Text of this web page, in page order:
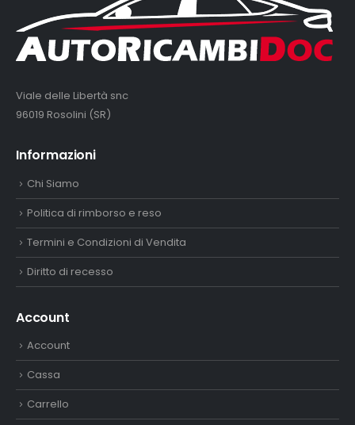
Viale delle Libertà snc
96019 Rosolini (SR)
Informazioni
Chi Siamo
Politica di rimborso e reso
Termini e Condizioni di Vendita
Diritto di recesso
Account
Account
Cassa
Carrello